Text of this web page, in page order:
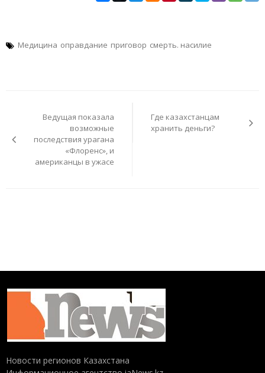
Медицина оправдание приговор смерть. насилие
записямВедущая показала
возможные
последствия урагана
«Флоренс», и
американцы в ужасе
Где казахстанцам
хранить деньги?
Новости регионов Казахстана